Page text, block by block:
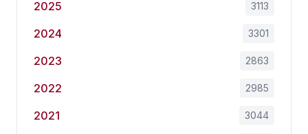
2025 3113
2024 3301
2023 2863
2022 2985
2021 3044